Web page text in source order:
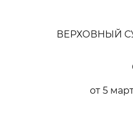
ВЕРХОВНЫЙ
от 5